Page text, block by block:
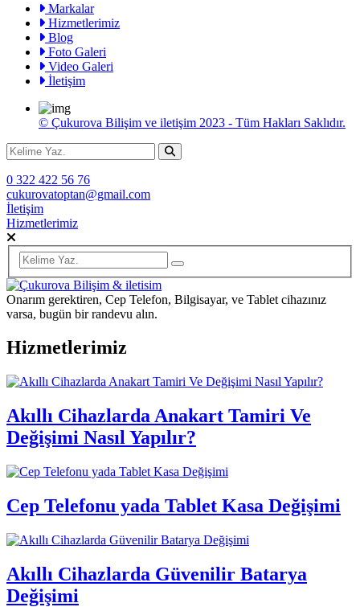
Markalar
Hizmetlerimiz
Blog
Foto Galeri
Video Galeri
İletişim
© Çukurova Bilişim ve iletişim 2023 - Tüm Hakları Saklıdır.
0 322 422 56 76
cukurovatoptan@gmail.com
İletişim
Hizmetlerimiz
Onarım gerektiren, Cep Telefon, Bilgisayar, ve Tablet cihazınız
varsa, bugün bir randevu alın.
Hizmetlerimiz
Akıllı Cihazlarda Anakart Tamiri Ve
Değişimi Nasıl Yapılır?
Cep Telefonu yada Tablet Kasa Değişimi
Akıllı Cihazlarda Güvenilir Batarya
Değişimi